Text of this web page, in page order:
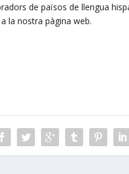
de països de llengua
la nostra pàgina web.